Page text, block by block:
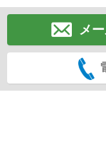
メ